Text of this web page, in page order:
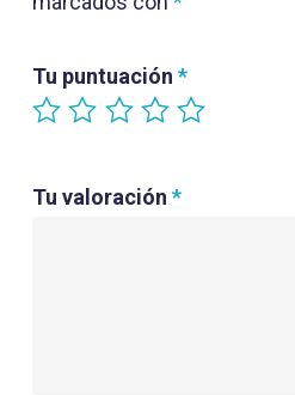
Tu puntuación *
Tu valoración *